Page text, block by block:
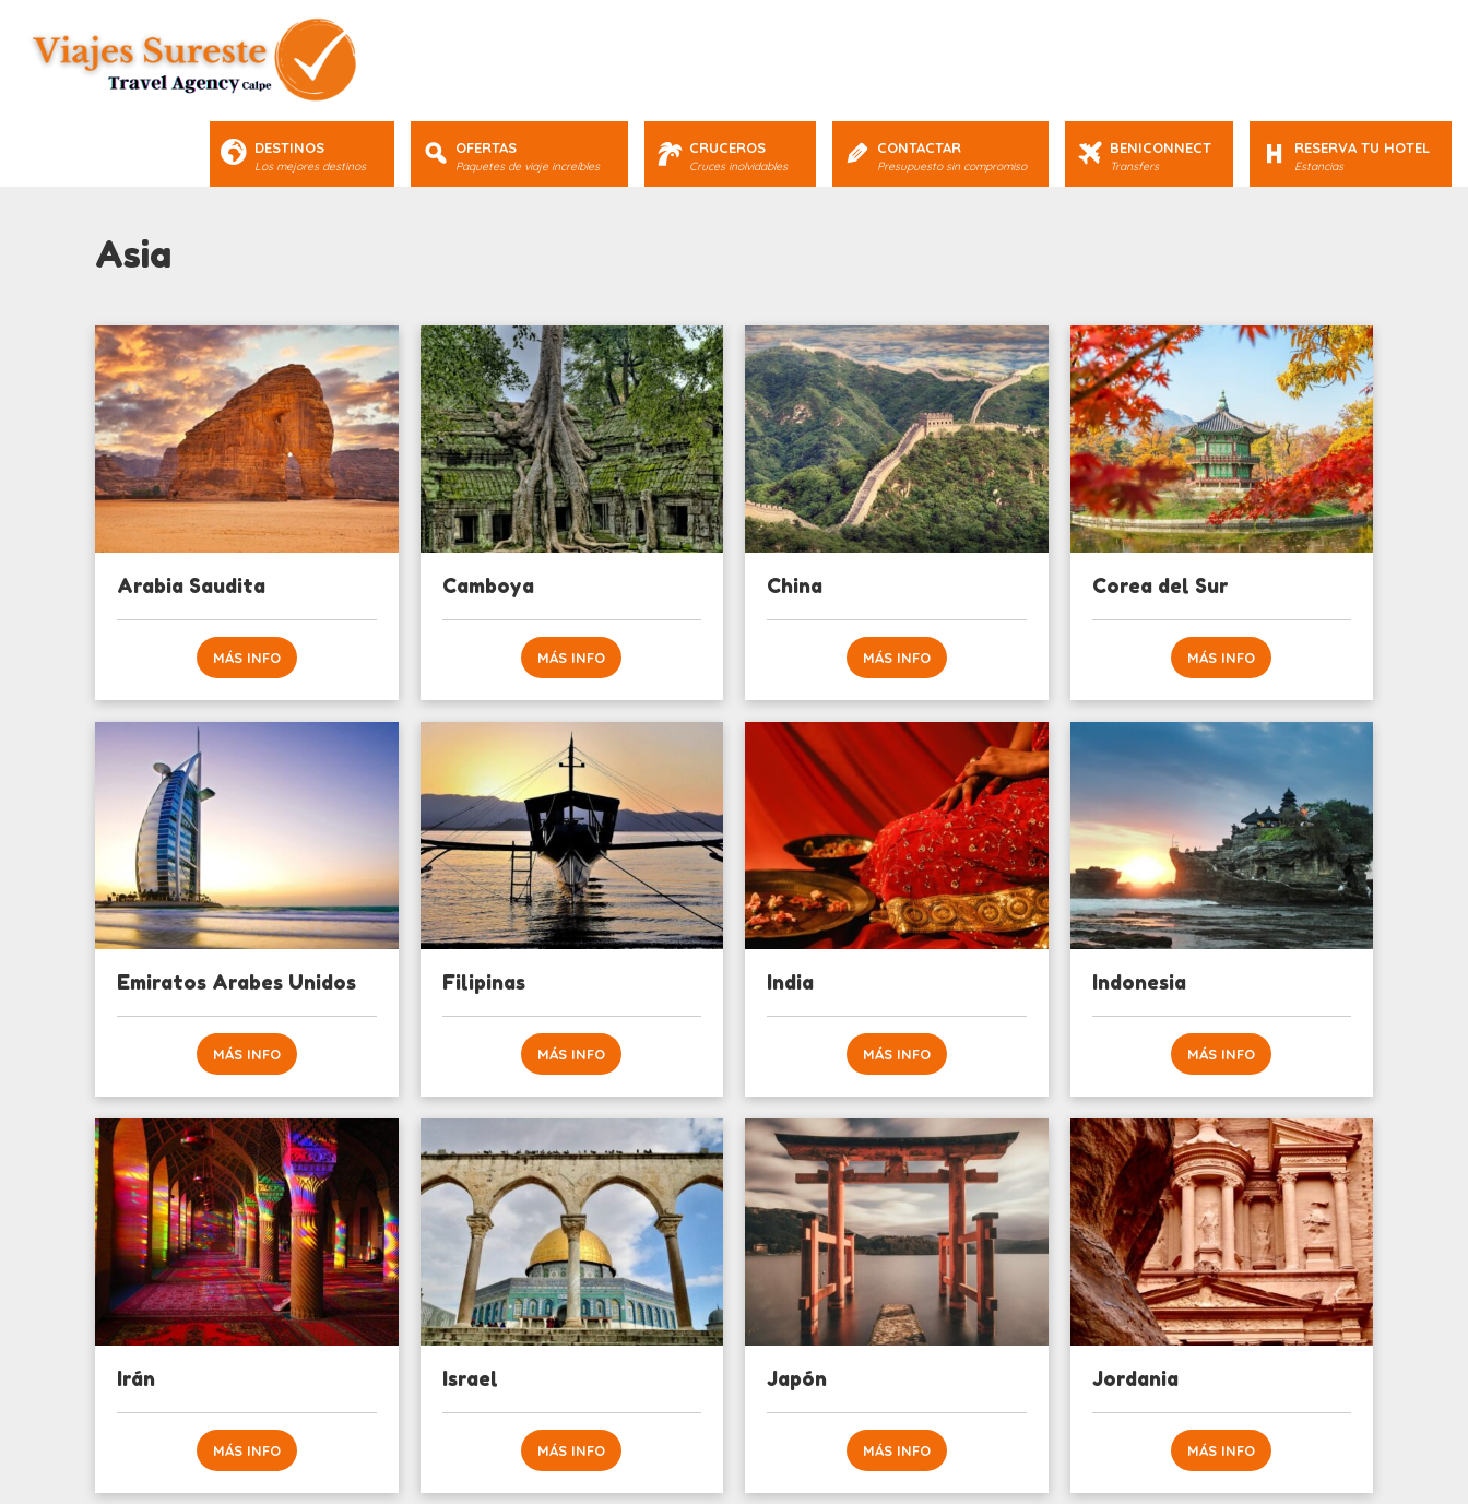
DESTINOS
Los mejores destinos
OFERTAS
Paquetes de viaje increíbles
CRUCEROS
Cruces inolvidables
CONTACTAR
Presupuesto sin compromiso
BENICONNECT
Transfers
RESERVA TU HOTEL
Estancias
Asia
Arabia Saudita
MÁS INFO
Camboya
MÁS INFO
China
MÁS INFO
Corea del Sur
MÁS INFO
Emiratos Arabes Unidos
MÁS INFO
Filipinas
MÁS INFO
India
MÁS INFO
Indonesia
MÁS INFO
Irán
MÁS INFO
Israel
MÁS INFO
Japón
MÁS INFO
Jordania
MÁS INFO